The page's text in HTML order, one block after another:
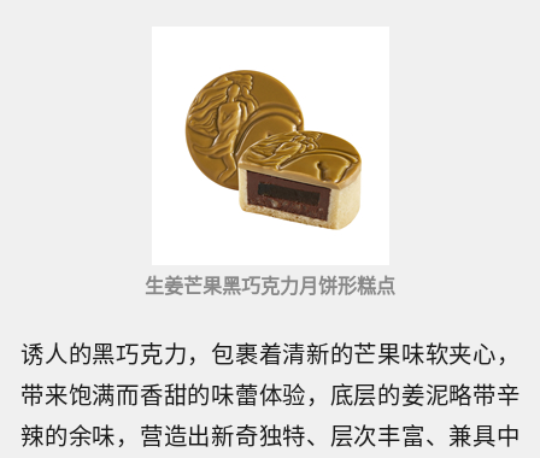
生姜芒果黑巧克力月饼形糕点
诱人的黑巧克力，包裹着清新的芒果味软夹心，
带来饱满而香甜的味蕾体验，底层的姜泥略带辛
辣的余味，营造出新奇独特、层次丰富、兼具中